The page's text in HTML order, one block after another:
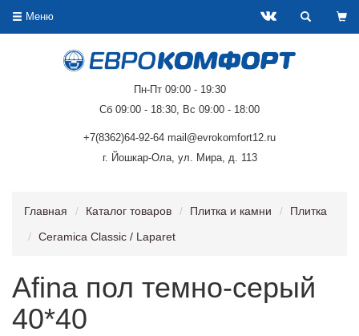
Меню
Пн-Пт 09:00 - 19:30
Сб 09:00 - 18:30, Вс 09:00 - 18:00
+7(8362)64-92-64 mail@evrokomfort12.ru
г. Йошкар-Ола, ул. Мира, д. 113
Главная Каталог товаров Плитка и камни
Плитка
Ceramica Classic / Laparet
Afina пол темно-серый
40*40